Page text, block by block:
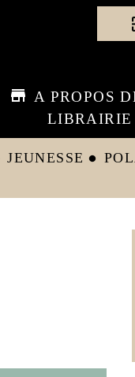
store A PROPOS
LIBRAIRIE
JEUNESSE circle